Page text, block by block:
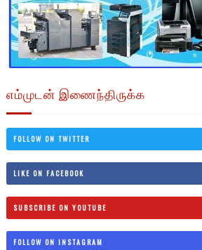
எம்முடன் இணைந்திருக்க
FOLLOW ON TWITTER
LIKE ON FACEBOOK
SUBSCRIBE ON YOUTUBE
FOLLOW ON INSTAGRAM